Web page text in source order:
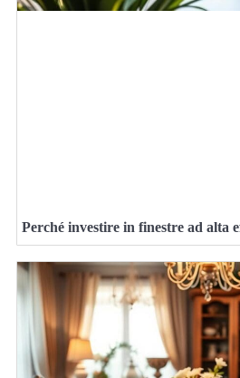
Perché investire in finestre ad alta